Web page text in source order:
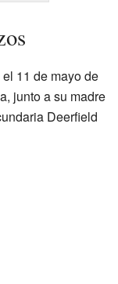
11 de mayo de
junto a su madre
Deerfield